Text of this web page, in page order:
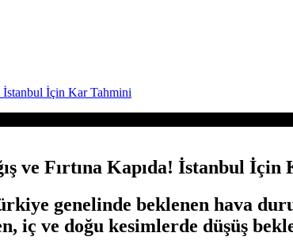
İstanbul İçin Kar Tahmini
ve Fırtına Kapıda! İstanbul İçin
genelinde beklenen hava
iç ve doğu kesimlerde düşüş